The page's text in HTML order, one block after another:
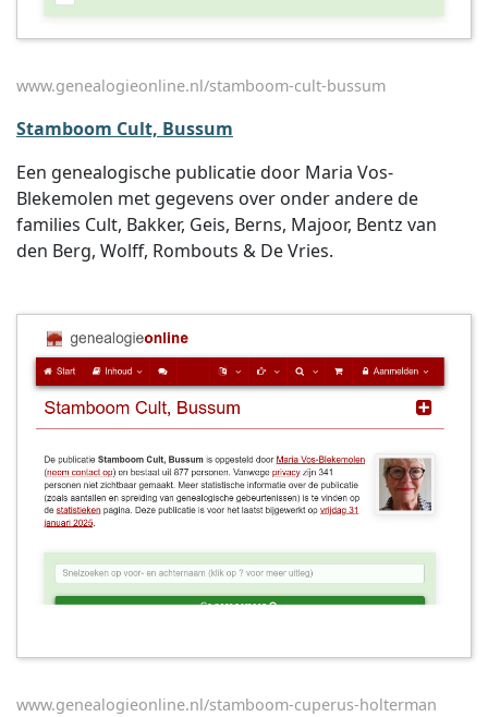
www.genealogieonline.nl/stamboom-cult-bussum
Stamboom Cult, Bussum
Een genealogische publicatie door Maria Vos-
Blekemolen met gegevens over onder andere de
families Cult, Bakker, Geis, Berns, Majoor, Bentz van
den Berg, Wolff, Rombouts & De Vries.
www.genealogieonline.nl/stamboom-cuperus-holterman